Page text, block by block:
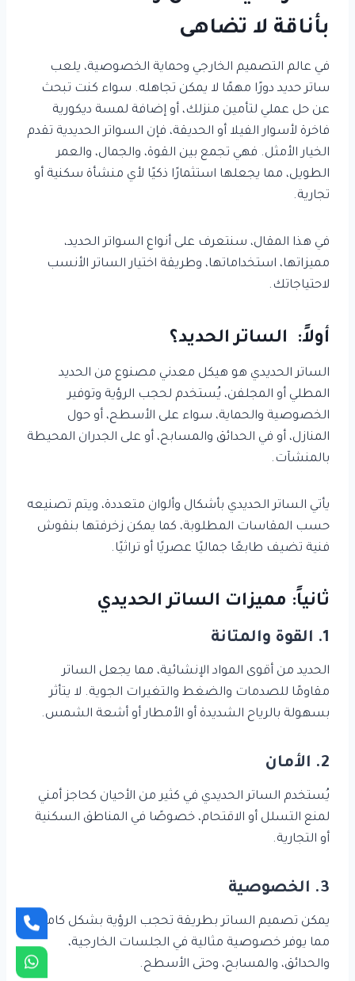
بأناقة لا تضاهى
في عالم التصميم الخارجي وحماية الخصوصية، يلعب
ساتر حديد دورًا مهمًا لا يمكن تجاهله. سواء كنت تبحث
عن حل عملي لتأمين منزلك، أو إضافة لمسة ديكورية
فاخرة لأسوار الفيلا أو الحديقة، فإن السواتر الحديدية تقدم
الخيار الأمثل. فهي تجمع بين القوة، والجمال، والعمر
الطويل، مما يجعلها استثمارًا ذكيًا لأي منشأة سكنية أو
تجارية.
في هذا المقال، سنتعرف على أنواع السواتر الحديد،
مميزاتها، استخداماتها، وطريقة اختيار الساتر الأنسب
لاحتياجاتك.
أولاً: الساتر الحديد؟
الساتر الحديدي هو هيكل معدني مصنوع من الحديد
المطلي أو المجلفن، يُستخدم لحجب الرؤية وتوفير
الخصوصية والحماية، سواء على الأسطح، أو حول
المنازل، أو في الحدائق والمسابح، أو على الجدران المحيطة
بالمنشآت.
يأتي الساتر الحديدي بأشكال وألوان متعددة، ويتم تصنيعه
حسب المقاسات المطلوبة، كما يمكن زخرفتها بنقوش
فنية تضيف طابعًا جماليًا عصريًا أو تراثيًا.
ثانياً: مميزات الساتر الحديدي
1. القوة والمتانة
الحديد من أقوى المواد الإنشائية، مما يجعل الساتر
مقاومًا للصدمات والضغط والتغيرات الجوية. لا يتأثر
بسهولة بالرياح الشديدة أو الأمطار أو أشعة الشمس.
2. الأمان
يُستخدم الساتر الحديدي في كثير من الأحيان كحاجز أمني
لمنع التسلل أو الاقتحام، خصوصًا في المناطق السكنية
أو التجارية.
3. الخصوصية
يمكن تصميم الساتر بطريقة تحجب الرؤية بشكل كامل،
مما يوفر خصوصية مثالية في الجلسات الخارجية،
والحدائق، والمسابح، وحتى الأسطح.